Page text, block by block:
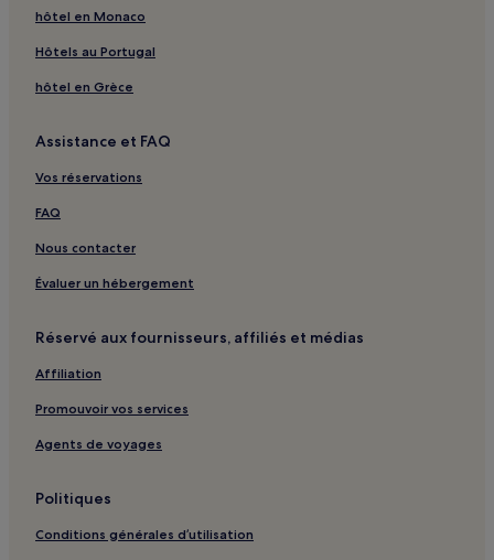
East Sussex : hôtels Hôtels acceptant les animaux de
East Sussex : Appartement à louer
East Sussex : hôtels Hôtels de luxe
East Sussex : hôtels Hôtels familiaux
East Sussex : hôtels
Brighton Museum and Art Gallery : hôtels à proximité
Newhaven Museum : hôtels à proximité
Université du Sussex : hôtels à proximité
Ringmer : hôtels
West Street : Hôtels familiaux à proximité
hôtel en Monaco
Hôtels au Portugal
hôtel en Grèce
Assistance et FAQ
Vos réservations
FAQ
Nous contacter
Évaluer un hébergement
Réservé aux fournisseurs, affiliés et médias
Affiliation
Promouvoir vos services
Agents de voyages
Politiques
Conditions générales d’utilisation